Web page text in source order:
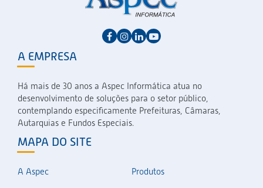
A EMPRESA
Há mais de 30 anos a Aspec Informática atua no
desenvolvimento de soluções para o setor público,
contemplando especificamente Prefeituras, Câmaras,
Autarquias e Fundos Especiais.
MAPA DO SITE
A Aspec
Produtos